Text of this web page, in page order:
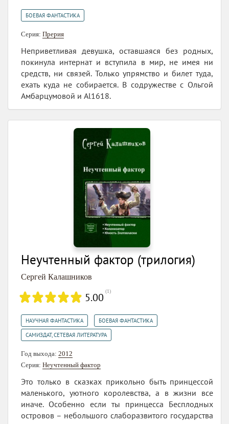
БОЕВАЯ ФАНТАСТИКА
Серия: Прерия
Неприветливая девушка, оставшаяся без родных,
покинула интернат и вступила в мир, не имея ни
средств, ни связей. Только упрямство и билет туда,
ехать куда не собирается. В содружестве с Ольгой
Амбарцумовой и Al1618.
Неучтенный фактор (трилогия)
Сергей Калашников
5.00 (1)
НАУЧНАЯ ФАНТАСТИКА БОЕВАЯ ФАНТАСТИКА
САМИЗДАТ, СЕТЕВАЯ ЛИТЕРАТУРА
Год выхода: 2012
Серия: Неучтенный фактор
Это только в сказках прикольно быть принцессой
маленького, уютного королевства, а в жизни все
иначе. Особенно если ты принцесса Бесплодных
островов – небольшого слаборазвитого государства